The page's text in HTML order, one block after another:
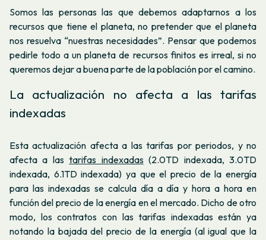
Somos las personas las que debemos adaptarnos a los
recursos que tiene el planeta, no pretender que el planeta
nos resuelva “nuestras necesidades”. Pensar que podemos
pedirle todo a un planeta de recursos finitos es irreal, si no
queremos dejar a buena parte de la población por el camino.
La actualización no afecta a las tarifas
indexadas
Esta actualización afecta a las tarifas por periodos, y no
afecta a lastarifas indexadas(2.0TD indexada, 3.0TD
indexada, 6.1TD indexada) ya que el precio de la energía
para las indexadas se calcula día a día y hora a hora en
función del precio de la energía en el mercado. Dicho de otro
modo, los contratos con las tarifas indexadas están ya
notando la bajada del precio de la energía (al igual que la